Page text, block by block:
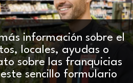
información sobre el
locales, ayudas o
sobre las franquicias
sencillo formulario